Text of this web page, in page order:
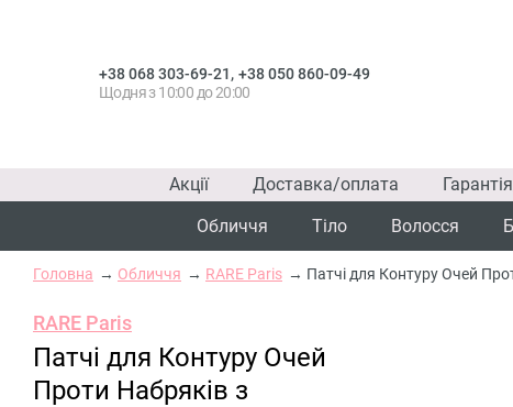
+38 068 303-69-21, +38 050 860-09-49
Щодня з 10:00 до 20:00
Акції Доставка/оплата
Обличчя
Тіло Волосся
Головна Обличчя RARE Paris Патчі для Контуру Очей
RARE Paris
Патчі для Контуру Очей
Проти Набряків з